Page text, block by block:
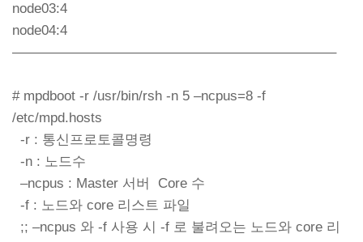
node03:4
node04:4
———————————————————————–
# mpdboot -r /usr/bin/rsh -n 5 –ncpus=8 -f
/etc/mpd.hosts
-r : 통신프로토콜명령
-n : 노드수
–ncpus : Master 서버 Core 수
-f : 노드와 core 리스트 파일
;; –ncpus 와 -f 사용 시 -f 로 불려오는 노드와 core 리